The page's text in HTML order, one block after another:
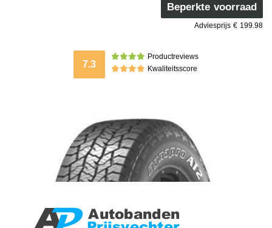
Beperkte voorraad
Adviesprijs € 199.98
7.3
Productreviews
Kwaliteitsscore